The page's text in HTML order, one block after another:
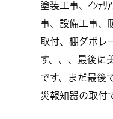
塗装工事、ｲﾝﾃﾘ
事、設備工事、
取付、棚ダボレ
す、、、最後に
です、まだ最後
災報知器の取付